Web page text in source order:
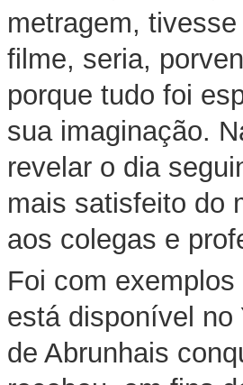
metragem,
filme, seria,
porque tudo foi
sua imaginação.
revelar o dia
mais satisfeito do
aos colegas e
Foi com
está disponível no
de Abrunhais